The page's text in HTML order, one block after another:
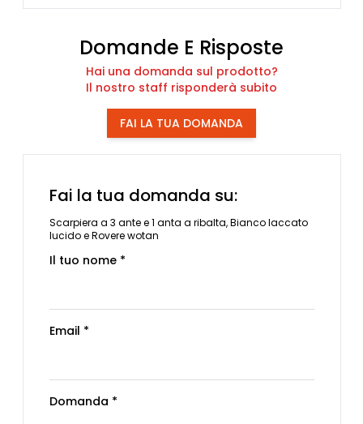
Domande E Risposte
Hai una domanda sul prodotto?
Il nostro staff risponderà subito
FAI LA TUA DOMANDA
Fai la tua domanda su:
Scarpiera a 3 ante e 1 anta a ribalta, Bianco laccato
lucido e Rovere wotan
Il tuo nome *
Email *
Domanda *